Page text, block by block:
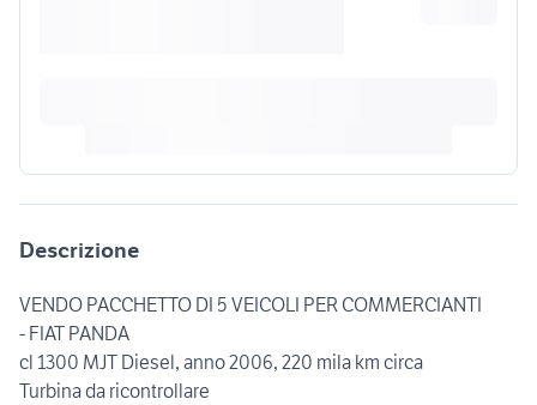
Descrizione
VENDO PACCHETTO DI 5 VEICOLI PER COMMERCIANTI
- FIAT PANDA
cl 1300 MJT Diesel, anno 2006, 220 mila km circa
Turbina da ricontrollare